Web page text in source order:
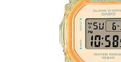
Baby-
BGD-